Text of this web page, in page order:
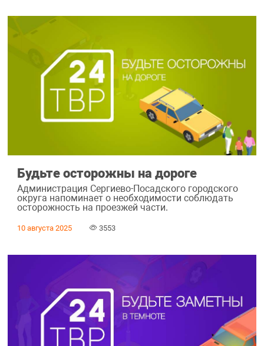
Будьте осторожны на дороге
Администрация Сергиево-Посадского городского
округа напоминает о необходимости соблюдать
осторожность на проезжей части.
10 августа 2025 3553